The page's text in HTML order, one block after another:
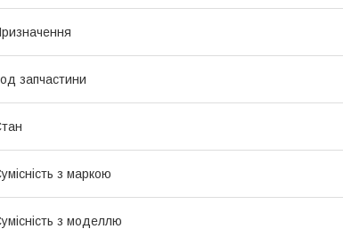
запчастини
з маркою
з моделлю